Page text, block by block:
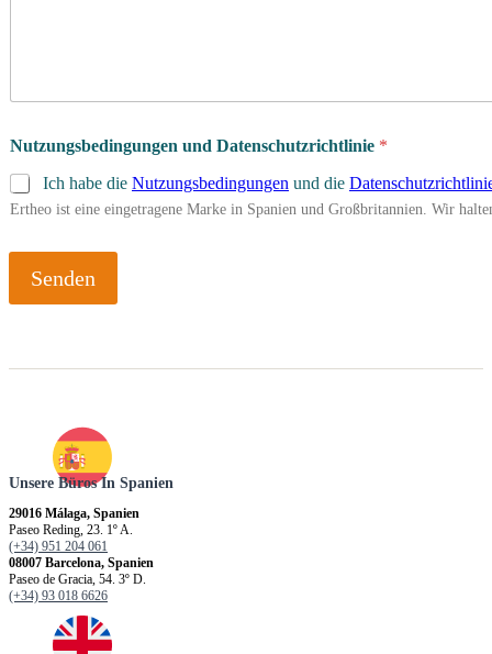
Nutzungsbedingungen und Datenschutzrichtlinie *
Ich habe die Nutzungsbedingungen und die
Ertheo ist eine eingetragene Marke in Spanien und Großbritannien. Wir
Senden
Unsere Büros In Spanien
29016 Málaga, Spanien
Paseo Reding, 23. 1º A.
(+34) 951 204 061
08007 Barcelona, Spanien
Paseo de Gracia, 54. 3º D.
(+34) 93 018 6626